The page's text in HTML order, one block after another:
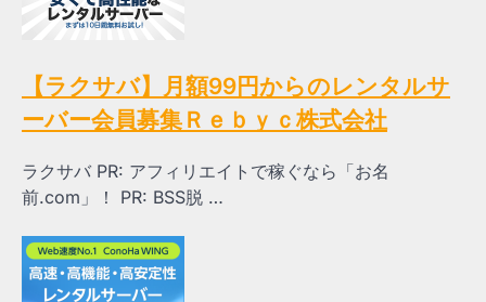
【ラクサバ】月額99円からのレンタルサ
ーバー会員募集Ｒｅｂｙｃ株式会社
ラクサバ PR: アフィリエイトで稼ぐなら「お名
前.com」！ PR: BSS脱 …